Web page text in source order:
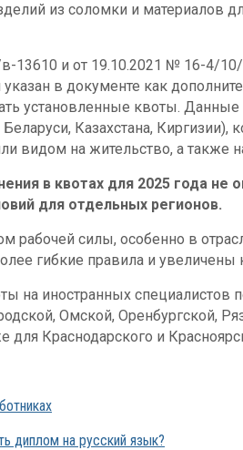
из соломки и материалов
13610 и от 19.10.2021 № 16-4/
в документе как
установленные квоты.
Казахстана, Киргизии),
видом на жительство, а также
в квотах для 2025 года не
для отдельных регионов.
рабочей силы, особенно в
гибкие правила и увеличены
на иностранных специалистов
Омской, Оренбургской,
для Краснодарского и
диплом на русский язык?